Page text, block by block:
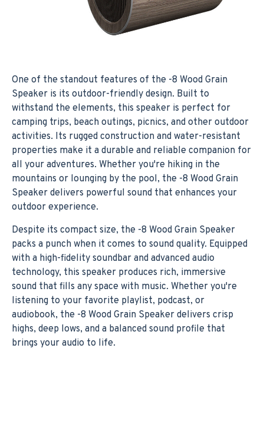
One of the standout features of the -8 Wood Grain
Speaker is its outdoor-friendly design. Built to
withstand the elements, this speaker is perfect for
camping trips, beach outings, picnics, and other outdoor
activities. Its rugged construction and water-resistant
properties make it a durable and reliable companion for
all your adventures. Whether you're hiking in the
mountains or lounging by the pool, the -8 Wood Grain
Speaker delivers powerful sound that enhances your
outdoor experience.
Despite its compact size, the -8 Wood Grain Speaker
packs a punch when it comes to sound quality. Equipped
with a high-fidelity soundbar and advanced audio
technology, this speaker produces rich, immersive
sound that fills any space with music. Whether you're
listening to your favorite playlist, podcast, or
audiobook, the -8 Wood Grain Speaker delivers crisp
highs, deep lows, and a balanced sound profile that
brings your audio to life.